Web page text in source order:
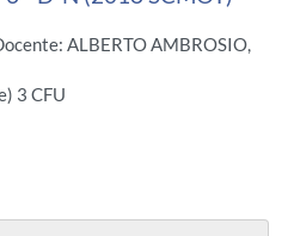
ALBERTO AMBROSIO,
3 CFU